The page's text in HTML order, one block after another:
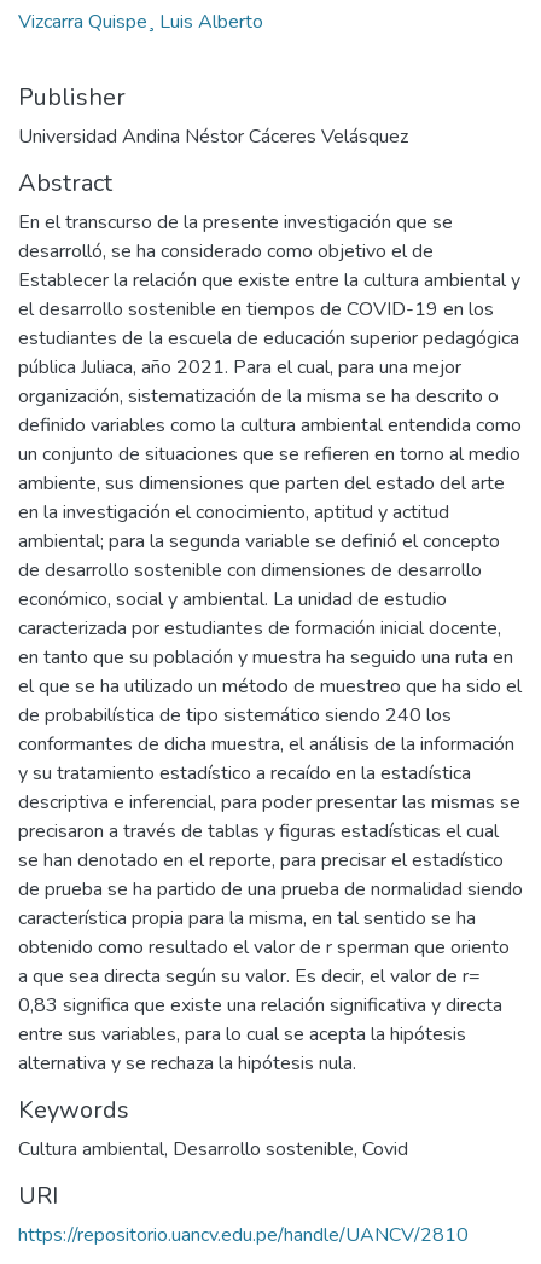
Vizcarra Quispe¸ Luis Alberto
Publisher
Universidad Andina Néstor Cáceres Velásquez
Abstract
En el transcurso de la presente investigación que se
desarrolló, se ha considerado como objetivo el de
Establecer la relación que existe entre la cultura ambiental y
el desarrollo sostenible en tiempos de COVID-19 en los
estudiantes de la escuela de educación superior pedagógica
pública Juliaca, año 2021. Para el cual, para una mejor
organización, sistematización de la misma se ha descrito o
definido variables como la cultura ambiental entendida como
un conjunto de situaciones que se refieren en torno al medio
ambiente, sus dimensiones que parten del estado del arte
en la investigación el conocimiento, aptitud y actitud
ambiental; para la segunda variable se definió el concepto
de desarrollo sostenible con dimensiones de desarrollo
económico, social y ambiental. La unidad de estudio
caracterizada por estudiantes de formación inicial docente,
en tanto que su población y muestra ha seguido una ruta en
el que se ha utilizado un método de muestreo que ha sido el
de probabilística de tipo sistemático siendo 240 los
conformantes de dicha muestra, el análisis de la información
y su tratamiento estadístico a recaído en la estadística
descriptiva e inferencial, para poder presentar las mismas se
precisaron a través de tablas y figuras estadísticas el cual
se han denotado en el reporte, para precisar el estadístico
de prueba se ha partido de una prueba de normalidad siendo
característica propia para la misma, en tal sentido se ha
obtenido como resultado el valor de r sperman que oriento
a que sea directa según su valor. Es decir, el valor de r=
0,83 significa que existe una relación significativa y directa
entre sus variables, para lo cual se acepta la hipótesis
alternativa y se rechaza la hipótesis nula.
Keywords
Cultura ambiental, Desarrollo sostenible, Covid
URI
https://repositorio.uancv.edu.pe/handle/UANCV/2810